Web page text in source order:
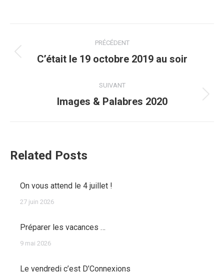
article
PRÉCÉDENT
Article
:
C’était le 19 octobre 2019 au soir
SUIVANT
Article
Images & Palabres 2020
Related Posts
On vous attend le 4 juillet !
27 juin 2026
Préparer les vacances …
9 mai 2026
Le vendredi c’est D’Connexions